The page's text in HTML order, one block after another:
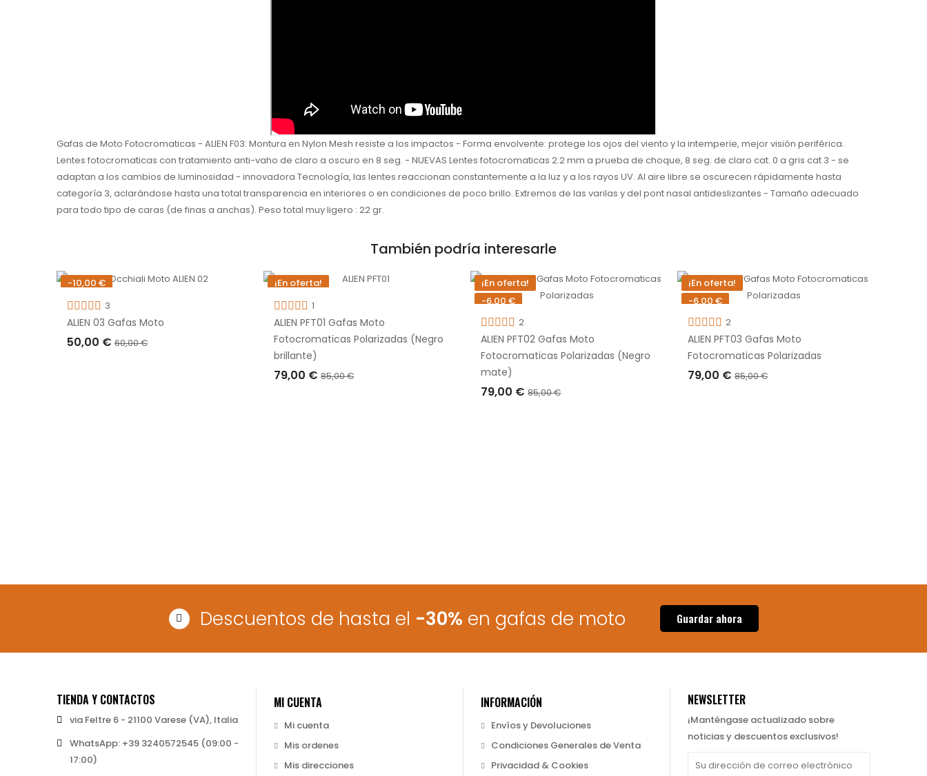
Gafas de Moto Fotocromaticas - ALIEN F03: Montura en Nylon Mesh resiste a los impactos - Forma envolvente: protege los ojos del viento y la intemperie, mejor visión periférica.
Lentes fotocromaticas con tratamiento anti-vaho de claro a oscuro en 8 seg. - NUEVAS Lentes fotocromaticas 2.2 mm a prueba de choque, 8 seg. de claro cat. 0 a gris cat 3 - se
adaptan a los cambios de luminosidad - innovadora Tecnología, las lentes reaccionan constantemente a la luz y a los rayos UV. Al aire libre se oscurecen rápidamente hasta
categoría 3, aclarándose hasta una total transparencia en interiores o en condiciones de poco brillo. Extremos de las varilas y del pont nasal antideslizantes - Tamaño adecuado
para todo tipo de caras (de finas a anchas). Peso total muy ligero : 22 gr.
También podría interesarle
-10,00 €
Fuera de stock
3
ALIEN 03 Gafas Moto
50,00 € 60,00 €
¡En oferta!
-6,00 €
Fuera de stock
1
ALIEN PFT01 Gafas Moto
Fotocromaticas Polarizadas (Negro
brillante)
79,00 € 85,00 €
¡En oferta!
-6,00 €
Fuera de stock
2
ALIEN PFT02 Gafas Moto
Fotocromaticas Polarizadas (Negro
mate)
79,00 € 85,00 €
¡En oferta!
-6,00 €
Fuera de stock
2
ALIEN PFT03 Gafas Moto
Fotocromaticas Polarizadas
79,00 € 85,00 €
Descuentos de hasta el -30% en gafas de moto Guardar ahora
TIENDA Y CONTACTOS
via Feltre 6 - 21100 Varese (VA), Italia
WhatsApp: +39 3240572545 (09:00 -
17:00)
MI CUENTA
Mi cuenta
Mis ordenes
Mis direcciones
INFORMACIÓN
Envíos y Devoluciones
Condiciones Generales de Venta
Privacidad & Cookies
NEWSLETTER
¡Manténgase actualizado sobre
noticias y descuentos exclusivos!